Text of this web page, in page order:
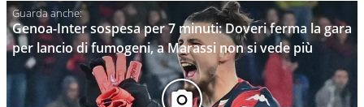
Genoa-Inter sospesa per 7 minuti: Doveri ferma la gara
per lancio di fumogeni, a Marassi non si vede più